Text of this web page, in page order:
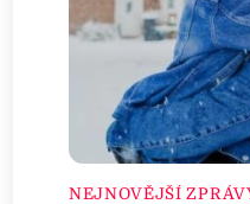
NEJNOVĚJŠÍ